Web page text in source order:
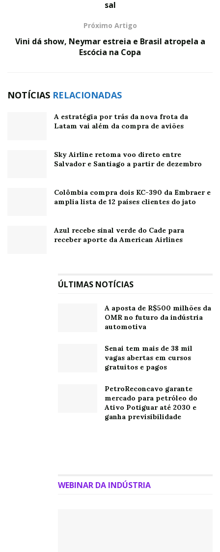
sal
Próximo Artigo
Vini dá show, Neymar estreia e Brasil atropela a
Escócia na Copa
NOTÍCIAS RELACIONADAS
A estratégia por trás da nova frota da
Latam vai além da compra de aviões
Sky Airline retoma voo direto entre
Salvador e Santiago a partir de dezembro
Colômbia compra dois KC-390 da Embraer e
amplia lista de 12 países clientes do jato
Azul recebe sinal verde do Cade para
receber aporte da American Airlines
ÚLTIMAS NOTÍCIAS
A aposta de R$500 milhões da
OMR no futuro da indústria
automotiva
Senai tem mais de 38 mil
vagas abertas em cursos
gratuitos e pagos
PetroReconcavo garante
mercado para petróleo do
Ativo Potiguar até 2030 e
ganha previsibilidade
WEBINAR DA INDÚSTRIA